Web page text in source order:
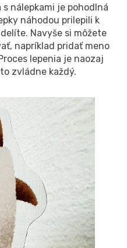
nálepkami je pohodlná
náhodou prilepili k
Navyše si môžete
napríklad pridať meno
lepenia je naozaj
zvládne každý.